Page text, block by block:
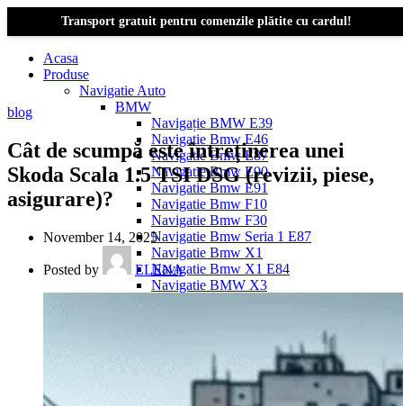
Transport gratuit pentru comenzile plătite cu cardul!
Acasa
Produse
Navigatie Auto
BMW
Navigație BMW E39
Navigatie Bmw E46
Navigatie Bmw E87
Navigatie Bmw E90
Navigatie Bmw E91
Navigatie Bmw F10
Navigatie Bmw F30
Navigatie Bmw Seria 1 E87
Navigatie Bmw X1
Navigatie Bmw X1 E84
Navigatie BMW X3
Navigație Dacia Logan 1 (2004–2012)
Navigație Dacia Logan 2 (2012–2020)
Navigație Dacia Logan 3 (2020–Prezent)
blog
Cât de scumpă este întreținerea unei
Skoda Scala 1.5 TSI DSG (revizii, piese,
asigurare)?
November 14, 2025
Posted by ELENA